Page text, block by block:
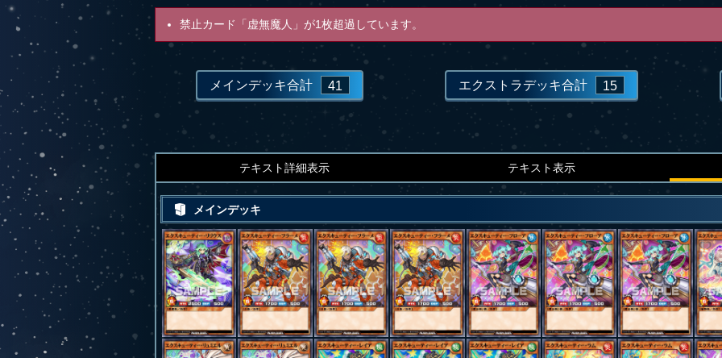
禁止カード「虚無魔人」が1枚超過しています。
メインデッキ合計 41 エクストラデッキ合計 15
テキスト詳細表示 テキスト表示
メインデッキ